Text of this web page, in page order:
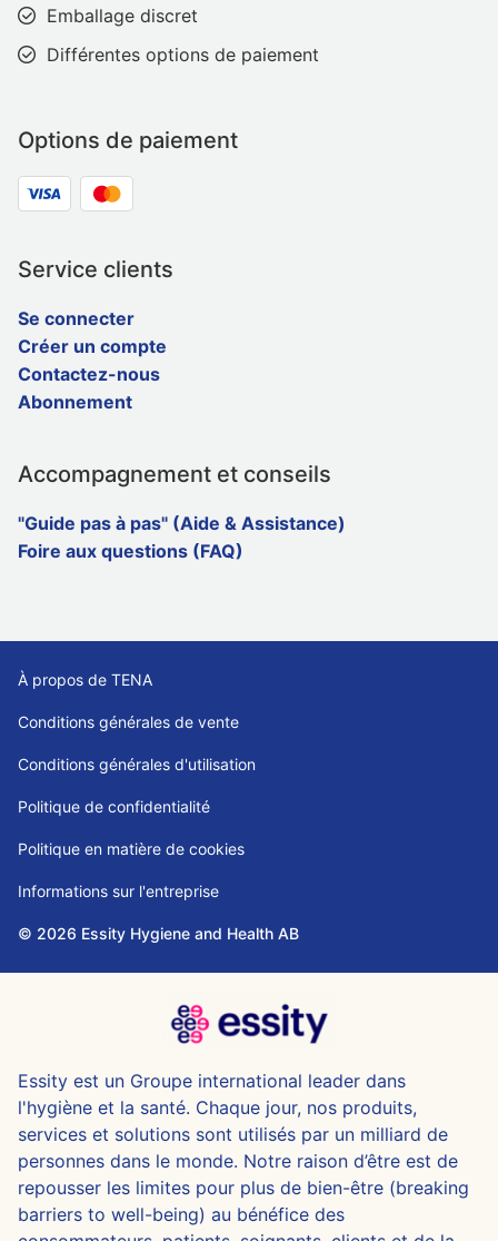
Emballage discret
Différentes options de paiement
Options de paiement
Service clients
Se connecter
Créer un compte
Contactez-nous
Abonnement
Accompagnement et conseils
"Guide pas à pas" (Aide & Assistance)
Foire aux questions (FAQ)
À propos de TENA
Conditions générales de vente
Conditions générales d'utilisation
Politique de confidentialité
Politique en matière de cookies
Informations sur l'entreprise
© 2026 Essity Hygiene and Health AB
Essity est un Groupe international leader dans
l'hygiène et la santé. Chaque jour, nos produits,
services et solutions sont utilisés par un milliard de
personnes dans le monde. Notre raison d’être est de
repousser les limites pour plus de bien-être (breaking
barriers to well-being) au bénéfice des